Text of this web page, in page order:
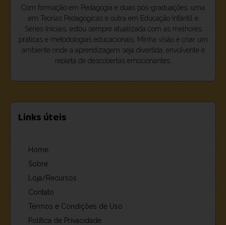
Com formação em Pedagogia e duas pós-graduações, uma
em Teorias Pedagógicas e outra em Educação Infantil e
Séries Iniciais, estou sempre atualizada com as melhores
práticas e metodologias educacionais. Minha visão é criar um
ambiente onde a aprendizagem seja divertida, envolvente e
repleta de descobertas emocionantes.
Links úteis
Home
Sobre
Loja/Recursos
Contato
Termos e Condições de Uso
Política de Privacidade